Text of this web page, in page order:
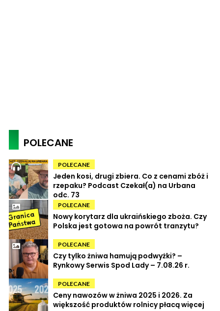
POLECANE
POLECANE
Jeden kosi, drugi zbiera. Co z cenami zbóż i
rzepaku? Podcast Czekał(a) na Urbana
odc. 73
POLECANE
Nowy korytarz dla ukraińskiego zboża. Czy
Polska jest gotowa na powrót tranzytu?
POLECANE
Czy tylko żniwa hamują podwyżki? –
Rynkowy Serwis Spod Lady – 7.08.26 r.
POLECANE
Ceny nawozów w żniwa 2025 i 2026. Za
większość produktów rolnicy płacą więcej